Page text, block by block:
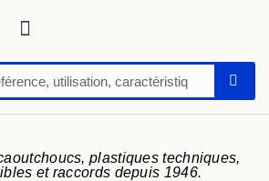
plastiques techniques,
et raccords depuis 1946.